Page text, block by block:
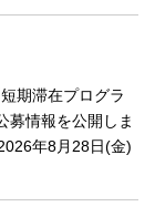
期滞在プログラ
募情報を公開しま
年8月28日(金)